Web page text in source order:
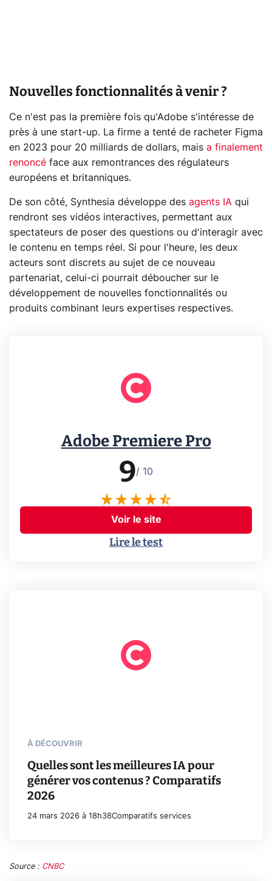
Nouvelles fonctionnalités à venir ?
Ce n'est pas la première fois qu'Adobe s'intéresse de
près à une start-up. La firme a tenté de racheter Figma
en 2023 pour 20 milliards de dollars, mais a finalement
renoncé face aux remontrances des régulateurs
européens et britanniques.
De son côté, Synthesia développe des agents IA qui
rendront ses vidéos interactives, permettant aux
spectateurs de poser des questions ou d'interagir avec
le contenu en temps réel. Si pour l'heure, les deux
acteurs sont discrets au sujet de ce nouveau
partenariat, celui-ci pourrait déboucher sur le
développement de nouvelles fonctionnalités ou
produits combinant leurs expertises respectives.
Adobe Premiere Pro
9/ 10
Voir le site
Lire le test
À DÉCOUVRIR
Quelles sont les meilleures IA pour
générer vos contenus ? Comparatifs
2026
24 mars 2026 à 18h38Comparatifs services
Source : CNBC